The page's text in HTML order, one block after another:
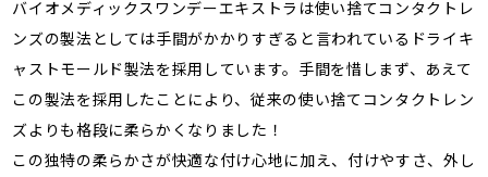
バイオメディックスワンデーエキストラは使い捨てコンタクトレ
ンズの製法としては手間がかかりすぎると言われているドライキ
ャストモールド製法を採用しています。手間を惜しまず、あえて
この製法を採用したことにより、従来の使い捨てコンタクトレン
ズよりも格段に柔らかくなりました！
この独特の柔らかさが快適な付け心地に加え、付けやすさ、外し